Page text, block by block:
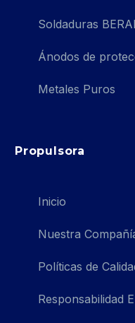
Soldaduras
Ánodos de
Metales Puros
Propulsora
Inicio
Nuestra
Políticas de
Responsabilidad